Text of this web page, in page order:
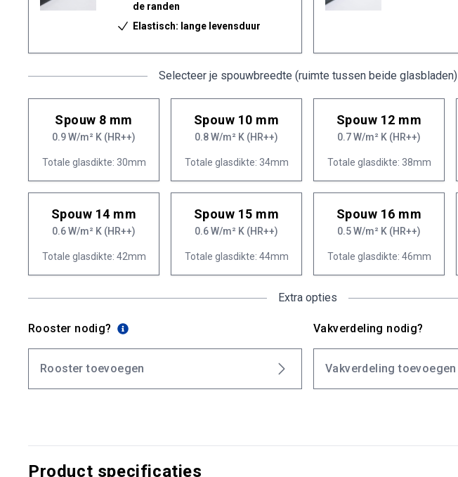
de randen
Elastisch: lange levensduur
Selecteer je spouwbreedte (ruimte tussen beide glasbladen)
Spouw 8 mm
0.9 W/m² K (HR++)
Totale glasdikte: 30mm
Spouw 10 mm
0.8 W/m² K (HR++)
Totale glasdikte: 34mm
Spouw 12 mm
0.7 W/m² K (HR++)
Totale glasdikte: 38mm
Spouw 14 mm
0.6 W/m² K (HR++)
Totale glasdikte: 42mm
Spouw 15 mm
0.6 W/m² K (HR++)
Totale glasdikte: 44mm
Spouw 16 mm
0.5 W/m² K (HR++)
Totale glasdikte: 46mm
Extra opties
Rooster nodig?
Rooster toevoegen
Vakverdeling nodig?
Vakverdeling toevoegen
Product specificaties